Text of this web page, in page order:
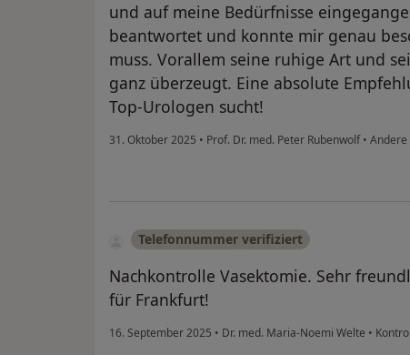
und auf meine Bedürfnisse
beantwortet und konnte mir genau
muss. Vorallem seine ruhige Art und
ganz überzeugt. Eine absolute
Top-Urologen sucht!
31. Oktober 2025 • Prof. Dr. med. Peter Rubenwolf• Andere
Telefonnummer verifiziert
Nachkontrolle Vasektomie. Sehr
für Frankfurt!
16. September 2025 • Dr. med. Maria-Noemi Welte •